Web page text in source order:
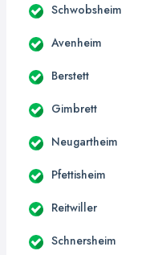
Schwobsheim
Avenheim
Berstett
Gimbrett
Neugartheim
Pfettisheim
Reitwiller
Schnersheim